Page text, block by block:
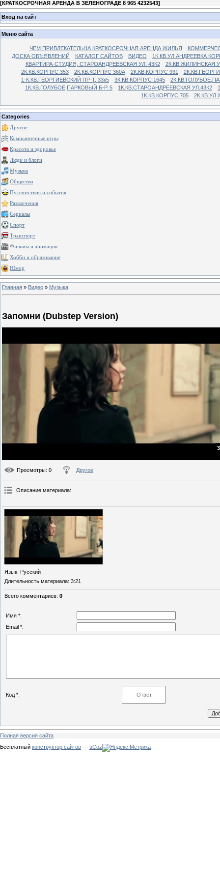
[КРАТКОСРОЧНАЯ АРЕНДА В ЗЕЛЕНОГРАДЕ 8 965 4232543]
Вход на сайт
Меню сайта
ЧЕМ ПРИВЛЕКАТЕЛЬНА КРАТКОСРОЧНАЯ АРЕНДА ЖИЛЬЯ
ДОСКА ОБЪЯВЛЕНИЙ
КАТАЛОГ САЙТОВ ВИДЕО
1К.КВ.УЛ.АНДРЕЕВКА
КВАРТИРА-СТУДИЯ, СТАРОАНДРЕЕВСКАЯ УЛ. 43К2
2К.КВ.ЖИЛИНСКАЯ
2К.КВ.КОРПУС 353
2К.КВ.КОРПУС 360А 2К.КВ.КОРПУС 931
1-К.КВ.ГЕОРГИЕВСКИЙ ПР-Т, 33к5
3К.КВ.КОРПУС 1645
1К.КВ.ГОЛУБОЕ,ПАРКОВЫЙ Б-Р. 5
1К.КВ.СТАРОАНДРЕЕВСКАЯ УЛ.43К2
1К.КВ.КОРПУС 705
Categories
Другое
Компьютерные игры
Красота и здоровье
Люди и блоги
Музыка
Общество
Путешествия и события
Развлечения
Сериалы
Спорт
Транспорт
Фильмы и анимация
Хобби и образование
Юмор
Главная » Видео » Музыка
Запомни (Dubstep Version)
Просмотры: 0 Другое
Описание материала:
Язык: Русский
Длительность материала: 3:21
Всего комментариев: 0
Имя *:
Email *:
Код *:
Полная версия сайта
Бесплатный конструктор сайтов — uCoz